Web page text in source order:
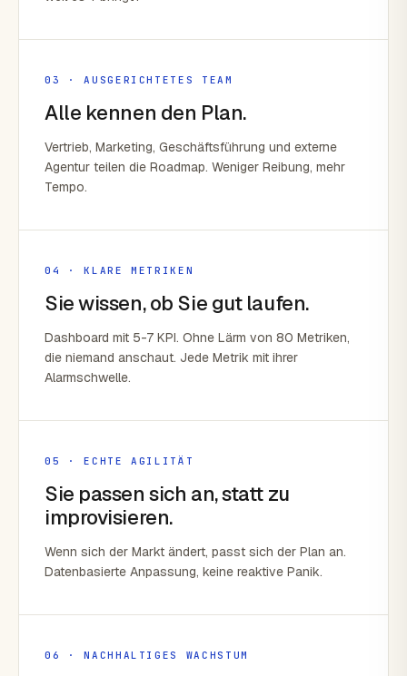
03 · AUSGERICHTETES TEAM
Alle kennen den Plan.
Vertrieb, Marketing, Geschäftsführung und externe
Agentur teilen die Roadmap. Weniger Reibung, mehr
Tempo.
04 · KLARE METRIKEN
Sie wissen, ob Sie gut laufen.
Dashboard mit 5-7 KPI. Ohne Lärm von 80 Metriken,
die niemand anschaut. Jede Metrik mit ihrer
Alarmschwelle.
05 · ECHTE AGILITÄT
Sie passen sich an, statt zu
improvisieren.
Wenn sich der Markt ändert, passt sich der Plan an.
Datenbasierte Anpassung, keine reaktive Panik.
06 · NACHHALTIGES WACHSTUM